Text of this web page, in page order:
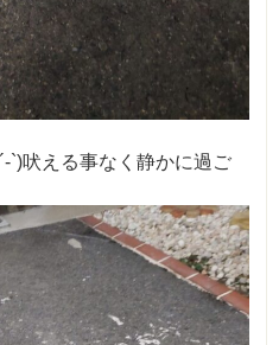
`)吠える事なく静かに過ご